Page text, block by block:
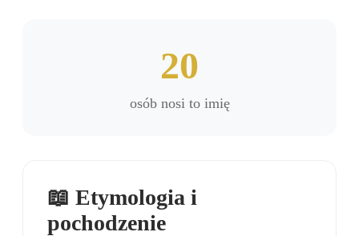
20
osób nosi to imię
📖 Etymologia i
pochodzenie